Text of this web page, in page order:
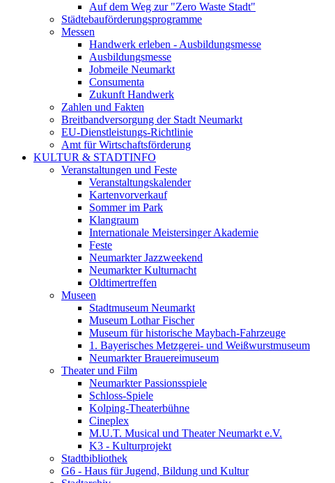
Auf dem Weg zur "Zero Waste Stadt"
Städtebauförderungsprogramme
Messen
Handwerk erleben - Ausbildungsmesse
Ausbildungsmesse
Jobmeile Neumarkt
Consumenta
Zukunft Handwerk
Zahlen und Fakten
Breitbandversorgung der Stadt Neumarkt
EU-Dienstleistungs-Richtlinie
Amt für Wirtschaftsförderung
KULTUR & STADTINFO
Veranstaltungen und Feste
Veranstaltungskalender
Kartenvorverkauf
Sommer im Park
Klangraum
Internationale Meistersinger Akademie
Feste
Neumarkter Jazzweekend
Neumarkter Kulturnacht
Oldtimertreffen
Museen
Stadtmuseum Neumarkt
Museum Lothar Fischer
Museum für historische Maybach-Fahrzeuge
1. Bayerisches Metzgerei- und Weißwurstmuseum
Neumarkter Brauereimuseum
Theater und Film
Neumarkter Passionsspiele
Schloss-Spiele
Kolping-Theaterbühne
Cineplex
M.U.T. Musical und Theater Neumarkt e.V.
K3 - Kulturprojekt
Stadtbibliothek
G6 - Haus für Jugend, Bildung und Kultur